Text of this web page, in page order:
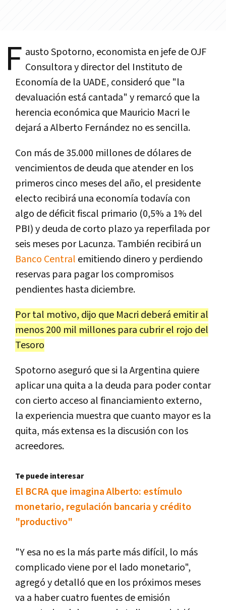
F austo Spotorno, economista en jefe de OJF
Consultora y director del Instituto de
Economía de la UADE, consideró que "la
devaluación está cantada" y remarcó que la
herencia económica que Mauricio Macri le
dejará a Alberto Fernández no es sencilla.
Con más de 35.000 millones de dólares de
vencimientos de deuda que atender en los
primeros cinco meses del año, el presidente
electo recibirá una economía todavía con
algo de déficit fiscal primario (0,5% a 1% del
PBI) y deuda de corto plazo ya reperfilada por
seis meses por Lacunza. También recibirá un
Banco Central emitiendo dinero y perdiendo
reservas para pagar los compromisos
pendientes hasta diciembre.
Por tal motivo, dijo que Macri deberá emitir al
menos 200 mil millones para cubrir el rojo del
Tesoro
Spotorno aseguró que si la Argentina quiere
aplicar una quita a la deuda para poder contar
con cierto acceso al financiamiento externo,
la experiencia muestra que cuanto mayor es la
quita, más extensa es la discusión con los
acreedores.
Te puede interesar
El BCRA que imagina Alberto: estímulo
monetario, regulación bancaria y crédito
"productivo"
"Y esa no es la más parte más difícil, lo más
complicado viene por el lado monetario",
agregó y detalló que en los próximos meses
va a haber cuatro fuentes de emisión